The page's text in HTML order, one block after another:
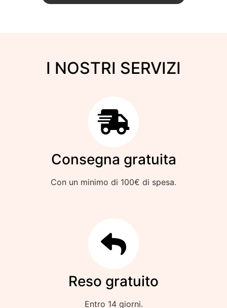
I NOSTRI SERVIZI
Consegna gratuita
Con un minimo di 100€ di spesa.
Reso gratuito
Entro 14 giorni.